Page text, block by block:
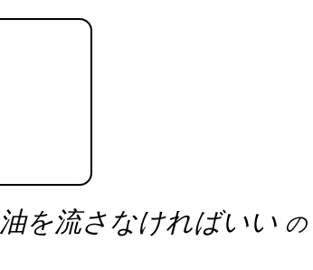
油を流さなければいい の